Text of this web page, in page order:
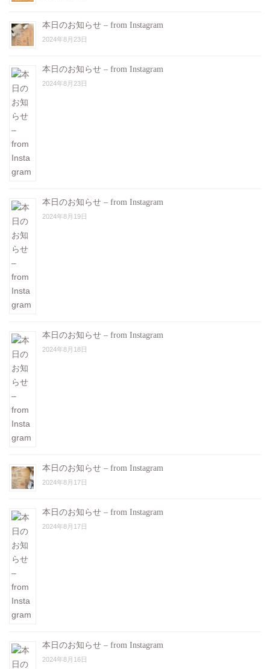
本日のお知らせ – from Instagram
2024年8月23日
本日のお知らせ – from Instagram
2024年8月23日
本日のお知らせ – from Instagram
2024年8月19日
本日のお知らせ – from Instagram
2024年8月18日
本日のお知らせ – from Instagram
2024年8月17日
本日のお知らせ – from Instagram
2024年8月17日
本日のお知らせ – from Instagram
2024年8月16日